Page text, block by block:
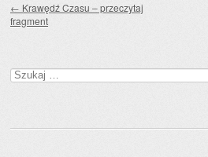
← Krawędź Czasu – przeczytaj
fragment
Szukaj: